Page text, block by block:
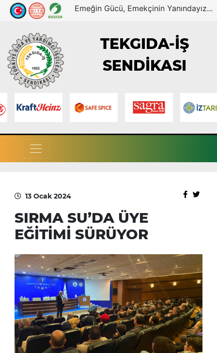
Emeğin Gücü, Emekçinin Yanındayız...
TEKGIDA-İŞ
SENDİKASI
13 Ocak 2024
SIRMA SU’DA ÜYE
EĞİTİMİ SÜRÜYOR